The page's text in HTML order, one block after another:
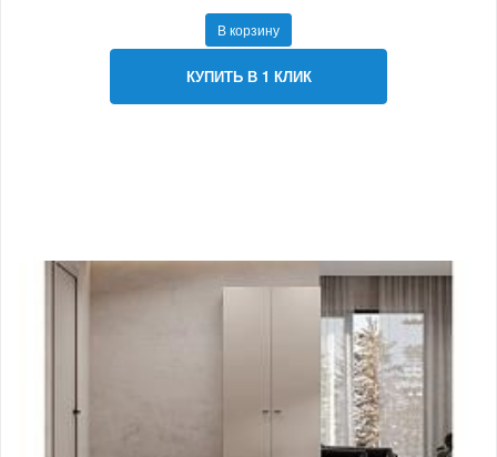
В корзину
КУПИТЬ В 1 КЛИК